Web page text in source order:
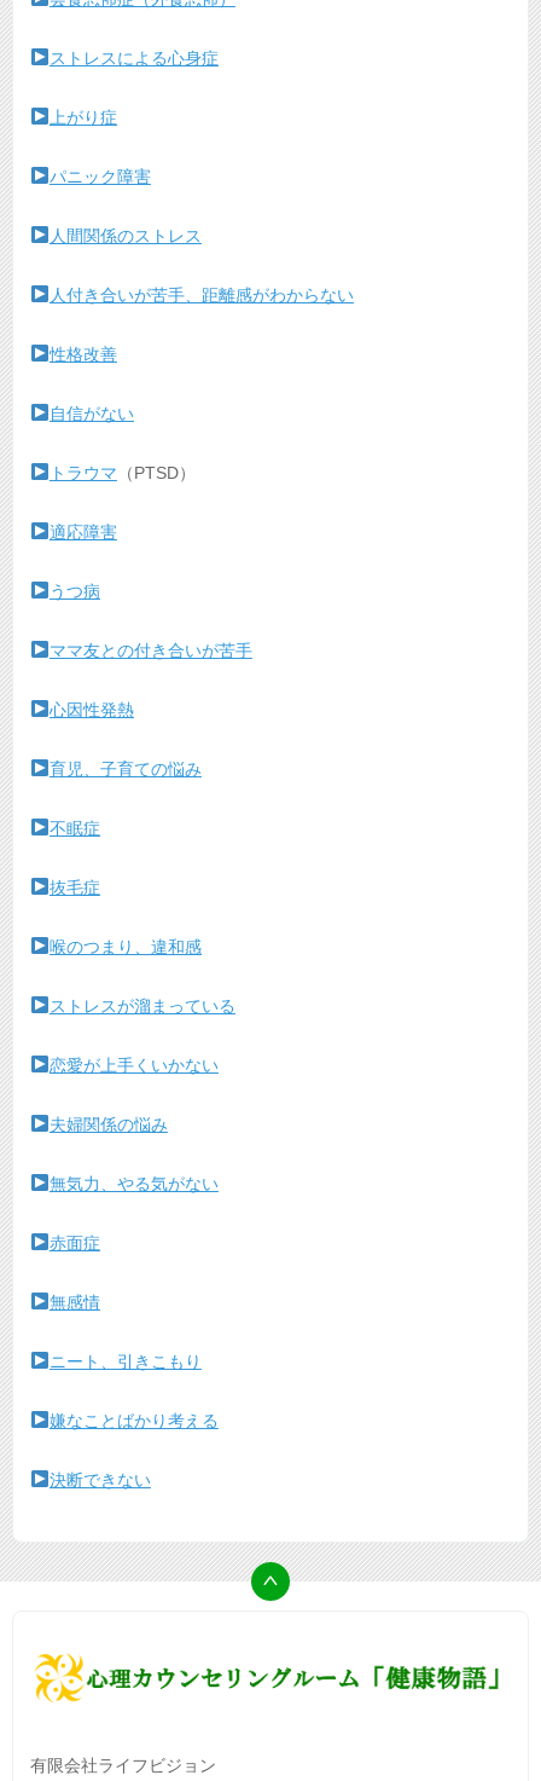
ストレスによる心身症
上がり症
パニック障害
人間関係のストレス
人付き合いが苦手、距離感がわからない
性格改善
自信がない
トラウマ （PTSD）
適応障害
うつ病
ママ友との付き合いが苦手
心因性発熱
育児、子育ての悩み
不眠症
抜毛症
喉のつまり、違和感
ストレスが溜まっている
恋愛が上手くいかない
夫婦関係の悩み
無気力、やる気がない
赤面症
無感情
ニート、引きこもり
嫌なことばかり考える
決断できない
有限会社ライフビジョン